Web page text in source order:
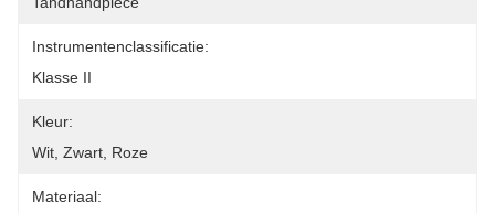
Instrumentenclassificatie:
Klasse II
Kleur:
Wit, Zwart, Roze
Materiaal: